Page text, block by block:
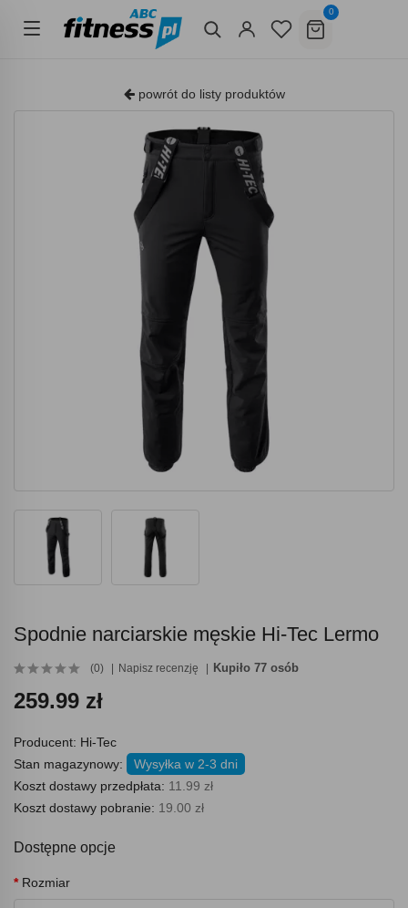
0
powrót do listy produktów
Spodnie narciarskie męskie Hi-Tec Lermo
(0) Napisz recenzję Kupiło 77 osób
259.99 zł
Producent: Hi-Tec
Stan magazynowy:
Wysyłka w 2-3 dni
Koszt dostawy przedpłata: 11.99 zł
Koszt dostawy pobranie: 19.00 zł
Dostępne opcje
Rozmiar